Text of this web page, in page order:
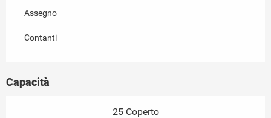
Assegno
Contanti
Capacità
25 Coperto